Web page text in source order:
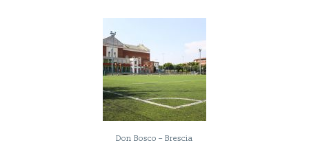
Don Bosco – Brescia